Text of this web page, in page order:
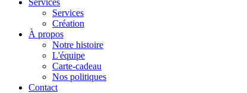
Services
Services
Création
À propos
Notre histoire
L'équipe
Carte-cadeau
Nos politiques
Contact